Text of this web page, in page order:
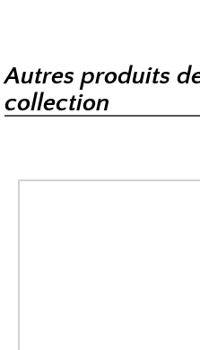
Autres produits
collection